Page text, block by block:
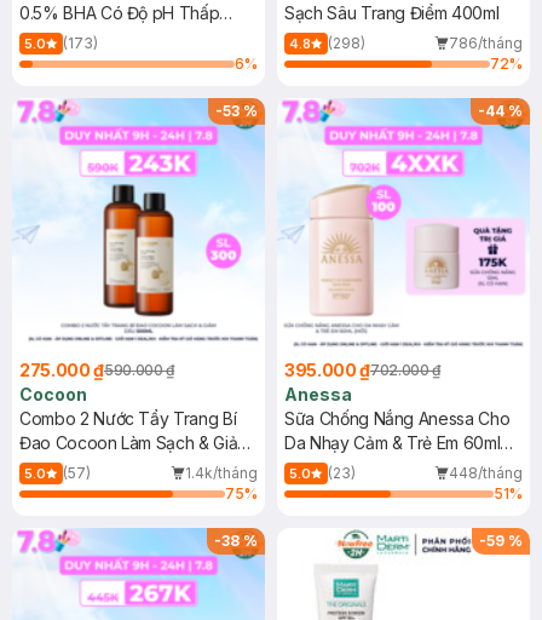
0.5% BHA Có Độ pH Thấp
150ml
5.0
(173)
6%
Sạch Sâu Trang Điểm 400ml
4.8 (298)
786/tháng
72%
-53%
275.000 ₫590.000 ₫
Cocoon
Combo 2 Nước Tẩy Trang Bí
Đao Cocoon Làm Sạch & Giảm
Dầu 500ml
5.0 (57)
1.4k/tháng
75%
-44%
395.000 ₫702.000 ₫
Anessa
Sữa Chống Nắng Anessa Cho
Da Nhạy Cảm & Trẻ Em 60ml
(Mới)
5.0 (23)
448/tháng
51%
-38% -59 %